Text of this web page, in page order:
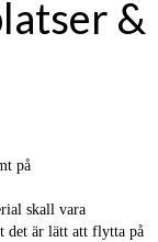
&
på
skall vara
det är lätt att flytta på